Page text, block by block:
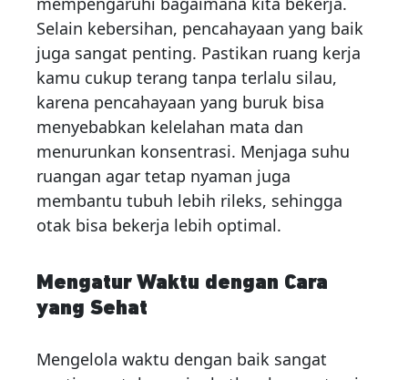
Selain kebersihan, pencahayaan yang baik
juga sangat penting. Pastikan ruang kerja
kamu cukup terang tanpa terlalu silau,
karena pencahayaan yang buruk bisa
menyebabkan kelelahan mata dan
menurunkan konsentrasi. Menjaga suhu
ruangan agar tetap nyaman juga
membantu tubuh lebih rileks, sehingga
otak bisa bekerja lebih optimal.
Mengatur Waktu dengan Cara
yang Sehat
Mengelola waktu dengan baik sangat